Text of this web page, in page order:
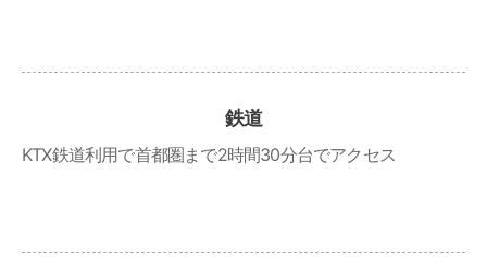
鉄道
KTX鉄道利用で首都圏まで2時間30分台でアクセス